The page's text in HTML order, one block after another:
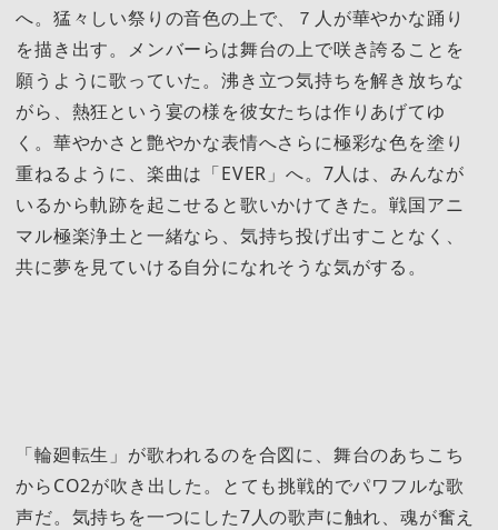
へ。猛々しい祭りの音色の上で、７人が華やかな踊り
を描き出す。メンバーらは舞台の上で咲き誇ることを
願うように歌っていた。沸き立つ気持ちを解き放ちな
がら、熱狂という宴の様を彼女たちは作りあげてゆ
く。華やかさと艶やかな表情へさらに極彩な色を塗り
重ねるように、楽曲は「EVER」へ。7人は、みんなが
いるから軌跡を起こせると歌いかけてきた。戦国アニ
マル極楽浄土と一緒なら、気持ち投げ出すことなく、
共に夢を見ていける自分になれそうな気がする。
「輪廻転生」が歌われるのを合図に、舞台のあちこち
からCO2が吹き出した。とても挑戦的でパワフルな歌
声だ。気持ちを一つにした7人の歌声に触れ、魂が奮え